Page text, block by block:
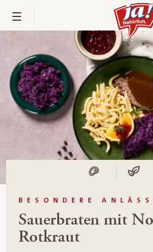
BESONDERE
Sauerbraten mit
Rotkraut